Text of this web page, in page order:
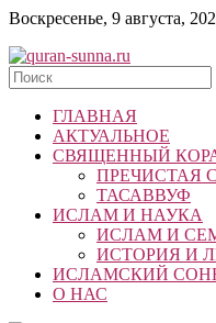
Skip
content
Воскресенье, 9 августа,
quran-
sunna.ru
«Центр
исследований
Республики
Татарстан
ГЛАВНАЯ
АКТУАЛЬНОЕ
СВЯЩЕННЫЙ
ПРЕЧИСТАЯ
ТАСАВВУФ
ИСЛАМ И НАУКА
ИСЛАМ И
ИСТОРИЯ И
ИСЛАМСКИЙ
О НАС